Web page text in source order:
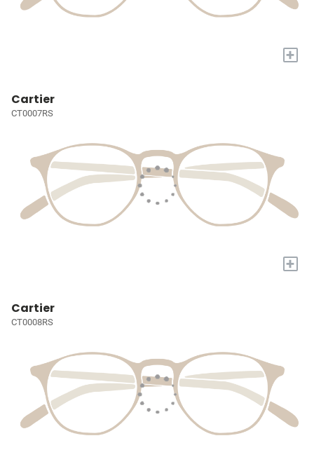
+
Cartier
CT0007RS
+
Cartier
CT0008RS